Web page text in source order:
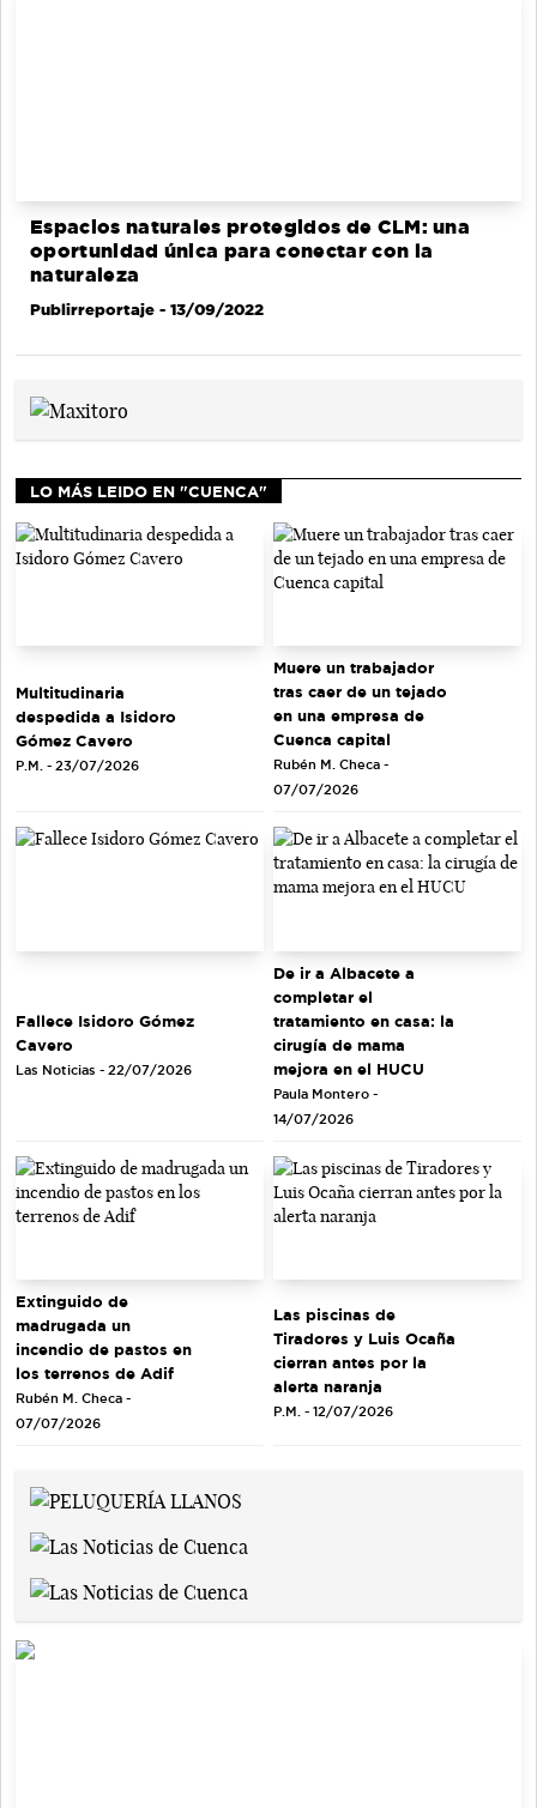
Espacios naturales protegidos de CLM: una
oportunidad única para conectar con la
naturaleza
Publirreportaje - 13/09/2022
LO MÁS LEIDO EN "CUENCA"
Multitudinaria
despedida a Isidoro
Gómez Cavero
P.M. - 23/07/2026
Muere un trabajador
tras caer de un tejado
en una empresa de
Cuenca capital
Rubén M. Checa -
07/07/2026
Fallece Isidoro Gómez
Cavero
Las Noticias - 22/07/2026
De ir a Albacete a
completar el
tratamiento en casa: la
cirugía de mama
mejora en el HUCU
Paula Montero -
14/07/2026
Extinguido de
madrugada un
incendio de pastos en
los terrenos de Adif
Rubén M. Checa -
07/07/2026
Las piscinas de
Tiradores y Luis Ocaña
cierran antes por la
alerta naranja
P.M. - 12/07/2026